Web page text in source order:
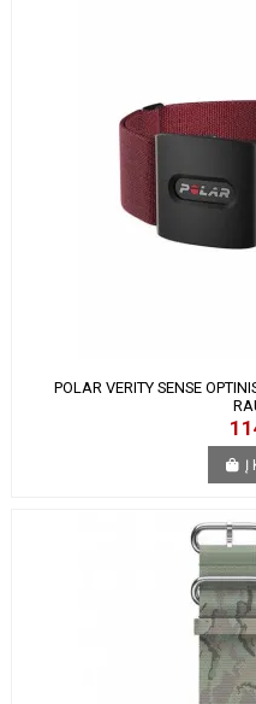
POLAR VERITY SENSE
Į